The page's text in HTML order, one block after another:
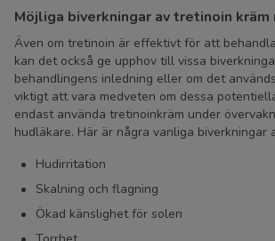
Möjliga biverkningar av tretinoin
Även om tretinoin är effektivt för att
kan det också ge upphov till vissa
behandlingens inledning eller om det
viktigt att vara medveten om dessa
endast använda tretinoinkräm under
hudläkare. Här är några vanliga biverkningar
Hudirritation
Skalning och flagning
Ökad känslighet för solen